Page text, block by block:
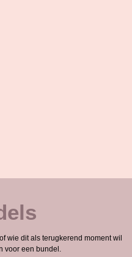
wie dit als terugkerend moment wil
voor een bundel.